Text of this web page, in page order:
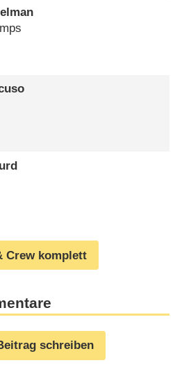
Crew komplett
schreiben